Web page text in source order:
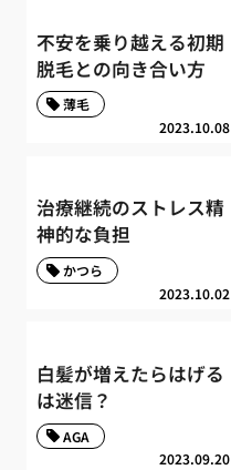
不安を乗り越える初期
脱毛との向き合い方
2023.10.08
薄毛
治療継続のストレス精
神的な負担
2023.10.02
かつら
白髪が増えたらはげる
は迷信？
2023.09.20
AGA